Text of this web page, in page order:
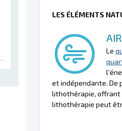
LES ÉLÉMENTS
AIR
Le
et indépendante. De
lithothérapie, offrant
lithothérapie peut